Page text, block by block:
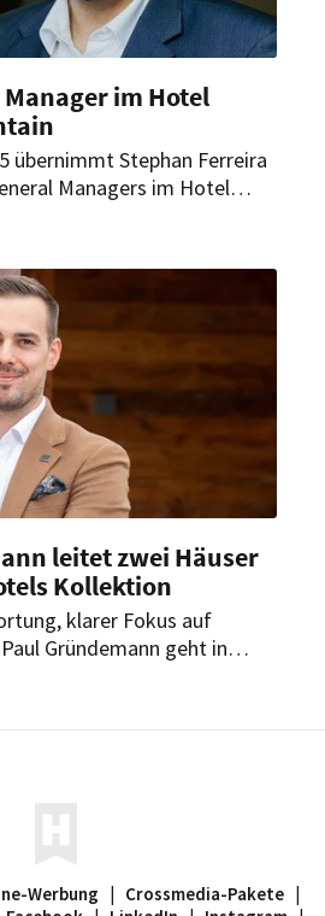
im Hotel
übernimmt Stephan Ferreira
Managers im Hotel
die für
Qualität und eine
steht.
leitet zwei Häuser
Kollektion
klarer Fokus auf
Gründemann geht in
Werbung | Crossmedia-Pakete |